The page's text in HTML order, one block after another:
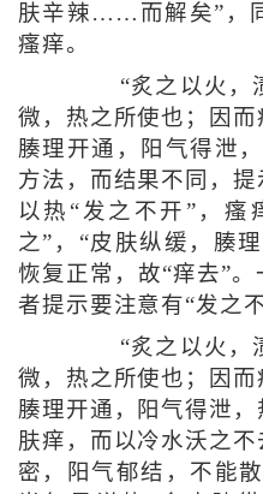
肤辛辣……而解矣”，
瘙痒。
“炙之以火，
微，热之所使也；因而
腠理开通，阳气得泄
方法，而结果不同，
以热“发之不开”，瘙
之”，“皮肤纵缓，腠
恢复正常，故“痒去”
者提示要注意有“发之
“炙之以火，
微，热之所使也；因而
腠理开通，阳气得泄
肤痒，而以冷水沃之
密，阳气郁结，不能